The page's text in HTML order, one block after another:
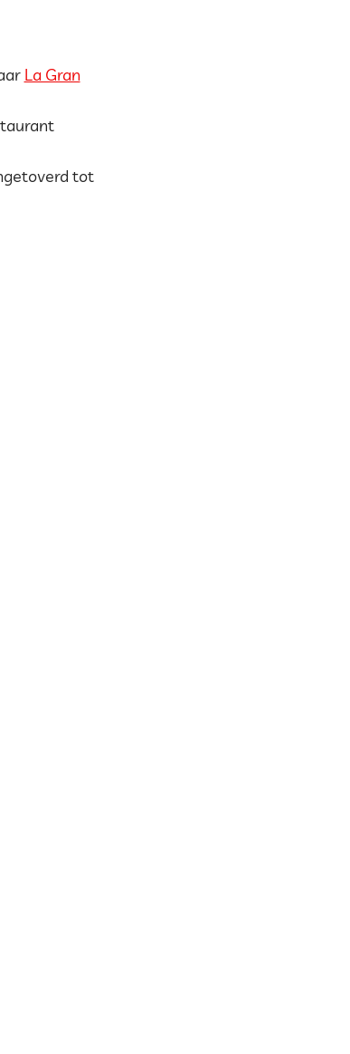
La Gran
tot